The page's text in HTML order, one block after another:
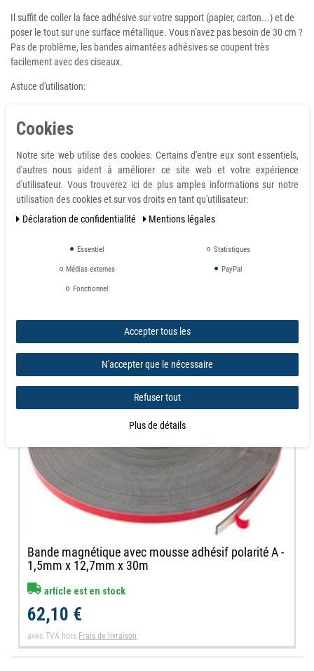
Il suffit de coller la face adhésive sur votre support (papier, carton...) et de
poser le tout sur une surface métallique. Vous n'avez pas besoin de 30 cm ?
Pas de problème, les bandes aimantées adhésives se coupent très
facilement avec des ciseaux.
Astuce d'utilisation:
dessins des enfants...
peinture magnétique.
Direction de l'aimantation:
Vous pourriez également être
intéressé par
Bande magnétique avec mousse adhésif polarité A -
1,5mm x 12,7mm x 30m
article est en stock
62,10 €
avec TVA hors Frais de livraison
Cookies
Notre site web utilise des cookies. Certains d'entre eux sont essentiels,
d'autres nous aident à améliorer ce site web et votre expérience
d'utilisateur. Vous trouverez ici de plus amples informations sur notre
utilisation des cookies et sur vos droits en tant qu'utilisateur:
Déclaration de confidentialité
Mentions légales
Essentiel Statistiques
Médias externes PayPal
Fonctionnel
Accepter tous les
N'accepter que le nécessaire
Refuser tout
Plus de détails